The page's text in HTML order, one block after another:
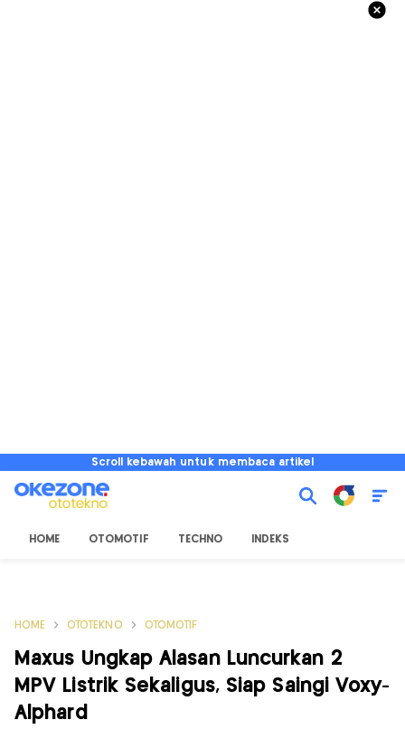
Scroll kebawah untuk membaca artikel
HOME OTOMOTIF TECHNO INDEKS
HOME OTOTEKNO OTOMOTIF
Maxus Ungkap Alasan Luncurkan 2
MPV Listrik Sekaligus, Siap Saingi Voxy-
Alphard